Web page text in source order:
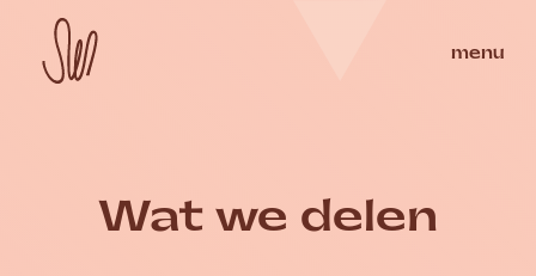
content
menu
Wat we delen